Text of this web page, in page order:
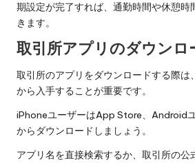
期設定が完了すれば、通勤時間や休憩時
きます。
取引所アプリのダウンロ
取引所のアプリをダウンロードする際は
から入手することが重要です。
iPhoneユーザーはApp Store、Android
からダウンロードしましょう。
アプリ名を直接検索するか、取引所の公